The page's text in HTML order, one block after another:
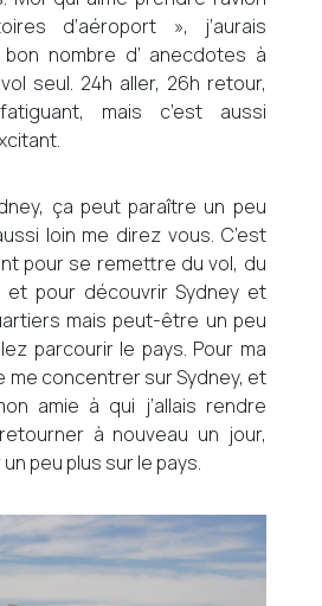
d’aéroport », j’aurais
nombre d’ anecdotes à
seul. 24h aller, 26h retour,
mais c’est aussi
ça peut paraître un peu
loin me direz vous. C’est
pour se remettre du vol, du
et pour découvrir Sydney et
mais peut-être un peu
parcourir le pays. Pour ma
me concentrer sur Sydney, et
amie à qui j’allais rendre
à nouveau un jour,
peu plus sur le pays.